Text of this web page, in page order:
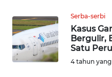
Serba-serbi
Kasus
Bergulir,
Satu
4 tahun yang
WN
TAPANULI
TENGAH